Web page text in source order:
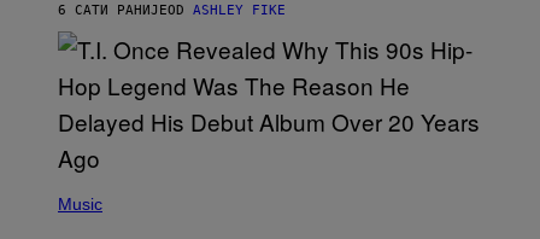
R
E
E
A
6 САТИ РАНИЈЕOD ASHLEY FIKE
PMusic